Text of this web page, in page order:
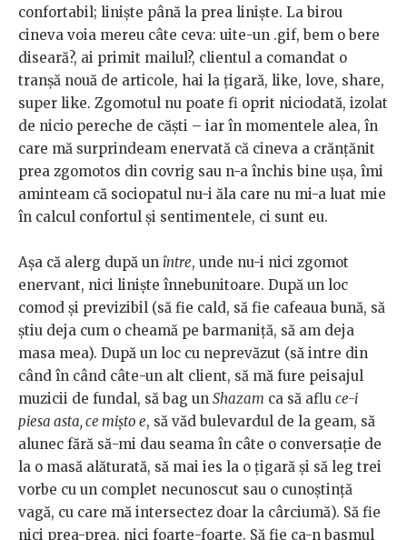
confortabil; liniște până la prea liniște. La birou
cineva voia mereu câte ceva: uite-un .gif, bem o bere
diseară?, ai primit mailul?, clientul a comandat o
tranșă nouă de articole, hai la țigară, like, love, share,
super like. Zgomotul nu poate fi oprit niciodată, izolat
de nicio pereche de căști – iar în momentele alea, în
care mă surprindeam enervată că cineva a crănțănit
prea zgomotos din covrig sau n-a închis bine ușa, îmi
aminteam că sociopatul nu-i ăla care nu mi-a luat mie
în calcul confortul și sentimentele, ci sunt eu.
Așa că alerg după un între, unde nu-i nici zgomot
enervant, nici liniște înnebunitoare. După un loc
comod și previzibil (să fie cald, să fie cafeaua bună, să
știu deja cum o cheamă pe barmaniță, să am deja
masa mea). După un loc cu neprevăzut (să intre din
când în când câte-un alt client, să mă fure peisajul
muzicii de fundal, să bag un Shazam ca să aflu ce-i
piesa asta, ce mișto e, să văd bulevardul de la geam, să
alunec fără să-mi dau seama în câte o conversație de
la o masă alăturată, să mai ies la o țigară și să leg trei
vorbe cu un complet necunoscut sau o cunoștință
vagă, cu care mă intersectez doar la cârciumă). Să fie
nici prea-prea, nici foarte-foarte. Să fie ca-n basmul